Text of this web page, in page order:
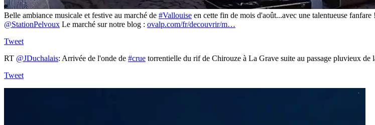
Belle ambiance musicale et festive au marché de #Vallouise en cette fin de mois d'août...avec une talentueuse fanfare !
@StationPelvoux Le marché sur notre blog : ovalp.com/fr/decouvrir/m…
Tweet
RT @JDuchalais: Arrivée de l'onde de #crue torrentielle du rif de Chirouze à La Grave suite au passage pluvieux
Tweet